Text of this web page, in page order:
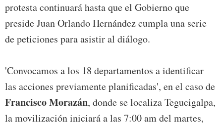
protesta continuará hasta que el Gobierno que
preside Juan Orlando Hernández cumpla una serie
de peticiones para asistir al diálogo.
'Convocamos a los 18 departamentos a identificar
las acciones previamente planificadas', en el caso de
Francisco Morazán, donde se localiza Tegucigalpa,
la movilización iniciará a las 7:00 am del martes,